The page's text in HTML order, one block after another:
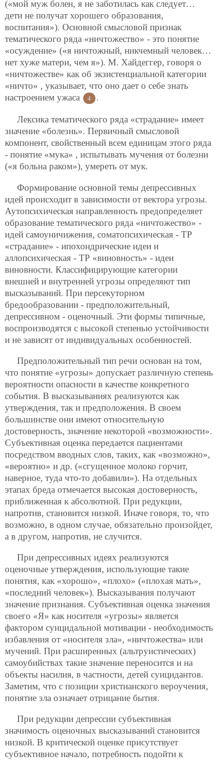
(«мой муж болен, я не заботилась как следует…
дети не получат хорошего образования,
воспитания»). Основной смысловой признак
тематического ряда «ничтожество» - это понятие
«осуждение» («я ничтожный, никчемный человек…
нет хуже матери, чем я»). М. Хайдеггер, говоря о
«ничтожестве» как об экзистенциальной категории
«ничто» , указывает, что оно дает о себе знать
настроением ужаса
4 .
Лексика тематического ряда «страдание» имеет
значение «болезнь». Первичный смысловой
компонент, свойственный всем единицам этого ряда
- понятие «мука» , испытывать мучения от болезни
(«я больна раком»), умереть от мук.
Формирование основной темы депрессивных
идей происходит в зависимости от вектора угрозы.
Аутопсихическая направленность предопределяет
образование тематического ряда «ничтожество» -
идей самоуничижения, соматопсихическая - ТР
«страдание» - ипохондрические идеи и
аллопсихическая - ТР «виновность» - идеи
виновности. Классифицирующие категории
внешней и внутренней угрозы определяют тип
высказываний. При персекуторном
бредообразовании - предположительный,
депрессивном - оценочный. Эти формы типичные,
воспроизводятся с высокой степенью устойчивости
и не зависят от индивидуальных особенностей.
Предположительный тип речи основан на том,
что понятие «угрозы» допускает различную степень
вероятности опасности в качестве конкретного
события. В высказываниях реализуются как
утверждения, так и предположения. В своем
большинстве они имеют относительную
достоверность, значение некоторой «возможности».
Субъективная оценка передается пациентами
посредством вводных слов, таких, как «возможно»,
«вероятно» и др. («сгущенное молоко горчит,
наверное, туда что-то добавили»). На отдельных
этапах бреда отмечается высокая достоверность,
приближенная к абсолютной. При редукции,
напротив, становится низкой. Иначе говоря, то, что
возможно, в одном случае, обязательно произойдет,
а в другом, напротив, не случится.
При депрессивных идеях реализуются
оценочные утверждения, использующие такие
понятия, как «хорошо», «плохо» («плохая мать»,
«последний человек»). Высказывания получают
значение признания. Субъективная оценка значения
своего «Я» как носителя «угрозы» является
фактором суицидальной мотивации - необходимость
избавления от «носителя зла», «ничтожества» или
мучений. При расширенных (альтруистических)
самоубийствах такие значение переносится и на
объекты насилия, в частности, детей суицидантов.
Заметим, что с позиции христианского вероучения,
понятие зла означает отрицание бытия.
При редукции депрессии субъективная
значимость оценочных высказываний становится
низкой. В критической оценке присутствует
субъективное начало, потребность подойти к